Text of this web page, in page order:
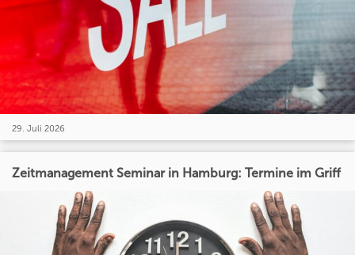
29. Juli 2026
Zeitmanagement Seminar in Hamburg: Termine im Griff